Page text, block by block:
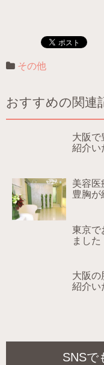
その他
おすすめの関連
大阪で
紹介い
美容医
豊胸が
東京で
ました
大阪の
紹介い
SNSで